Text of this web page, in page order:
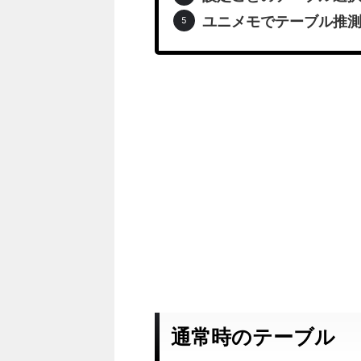
ユニメモでテーブル推
通常時のテーブル